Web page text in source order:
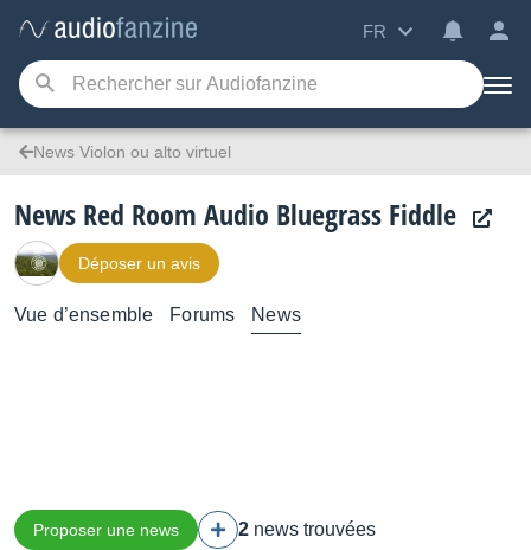
FR
News Violon ou alto virtuel
News Red Room Audio Bluegrass Fiddle
Déposer un avis
Vue d’ensemble Forums News
Proposer une news 2 news trouvées